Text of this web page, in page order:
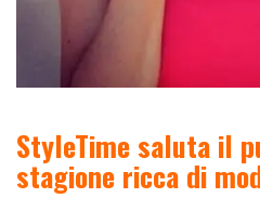
StyleTime saluta il
stagione ricca di